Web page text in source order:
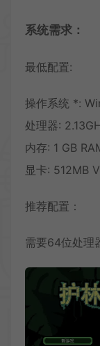
系统需求：
最低配置:
操作系统 *:
处理器:
内存: 1 GB
显卡: 512MB
推荐配置：
需要64位处理